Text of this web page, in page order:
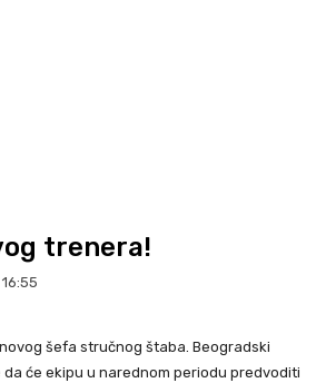
trenera!
šefa stručnog štaba. Beogradski
će ekipu u narednom periodu predvoditi